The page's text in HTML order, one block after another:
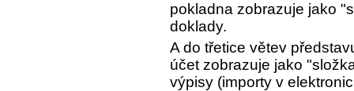
pokladna zobrazuje jako
doklady.
A do třetice větev
účet zobrazuje jako
výpisy (importy v